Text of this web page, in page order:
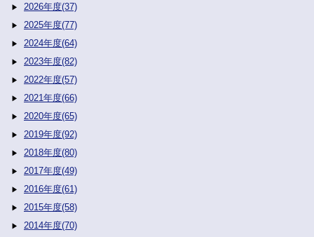
2026年度(37)
2025年度(77)
2024年度(64)
2023年度(82)
2022年度(57)
2021年度(66)
2020年度(65)
2019年度(92)
2018年度(80)
2017年度(49)
2016年度(61)
2015年度(58)
2014年度(70)